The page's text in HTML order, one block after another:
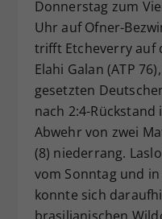
Donnerstag zum
Uhr auf Ofner-
trifft Etcheverry auf
Elahi Galan (ATP
gesetzten
nach 2:4-
Abwehr von zwei
(8) niederrang.
vom Sonntag und
konnte sich
brasilianischen